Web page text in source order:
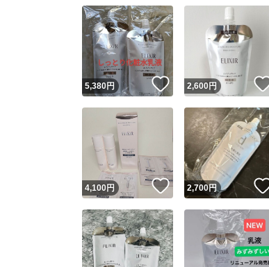
5,380円 いいね！
2,600円
4,100円 いいね！
2,700円